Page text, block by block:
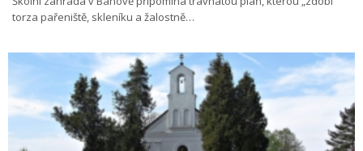
torza pařeniště, skleníku a žalostně…